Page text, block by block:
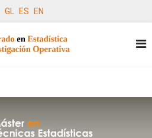
GL ES EN